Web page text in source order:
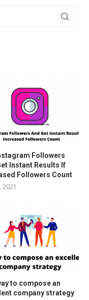
Followers
Instant Results If
Followers Count
2021
to compose an
company strategy